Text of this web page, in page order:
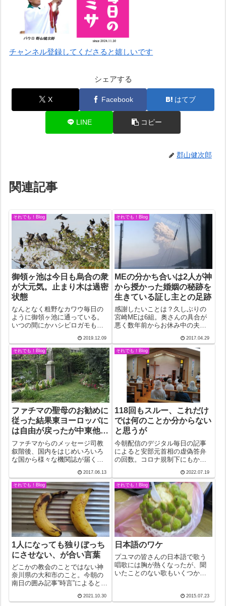
チャンネル登録してくださると嬉しいです
シェアする
X Facebook はてブ
LINE コピー
郡山健次郎
関連記事
それでも！Blog
御領ヶ池は今日も烏合の衆
が大元気。止まり木は過密
状態
なんとなく粗野なカワウ毎日の
ように御領ヶ池に通っている。
いつの間にかハシビロガモも来
を待つばかり。と言うのも、案
内板にのっているカモ類の中
で、唯一キンクロだけがまだ姿
を見せていない。第一実物を見
たことがない。写真...
2019.12.09
それでも！Blog
MEの分かち合いは2人が神
から授かった婚姻の秘跡を
生きている証し主との足跡
感謝したいことは？久しぶりの
宮崎MEは6組。奥さんの具合が
悪く数年前からお休み中の夫婦
に解消したために揃って参加で
きた夫婦、それに多忙な2人が揃
って参加できたのも連休のおか
げ。ご主人の原因不明の症状が
最悪のケース...
2017.04.29
それでも！Blog
ファチマの聖母のお勧めに
従った結果東ヨーロッパに
は自由が戻ったが中東他は
どうなる
ファチマからのメッセージ司教
叙階後、国内をはじめいろいろ
な国から様々な機関誌が届くよ
ンからはワールドミッションと
いう月刊誌が届く。昨日届いた
７月号はファチマでの聖母出現
100周年を特集。マリア様が、ヤ
シンタ、フラ...
2017.06.13
それでも！Blog
118回もスルー、これだけ
では何のことか分からない
と思うが
今朝配信のデジタル毎日の記事
によると安部元首相の虚偽答弁
の回数。コロナ規制下にもかか
たり、スキャンダル続きで閣僚
が次々と辞任し、ついに辞任に
追い込まれたイギリス前首相の
ことに触れ「首相が118回虚偽答
弁を繰り返し...
2022.07.19
それでも！Blog
1人になっても独りぼっち
にさせない、が合い言葉
どこかの教会のことではない神
奈川県の大和市のこと。今朝の
南日の囲み記事”時言”によると、
れたのを受けてこの合い言葉で
2021.10.30
それでも！Blog
日本語のワケ
プユマの皆さんの日本語で歌う
唱歌には胸が熱くなったが、聞
いたことのない歌もいくつかあ
植え歌や陽気な小唄を教えたと
2015.07.23